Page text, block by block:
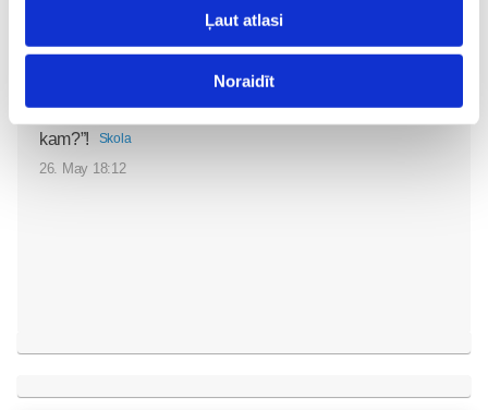
Ļaut atlasi
Noraidīt
animācijas filmas
“Nekad nav garlaicīgi
kam?”!
Skola
26. May 18:12